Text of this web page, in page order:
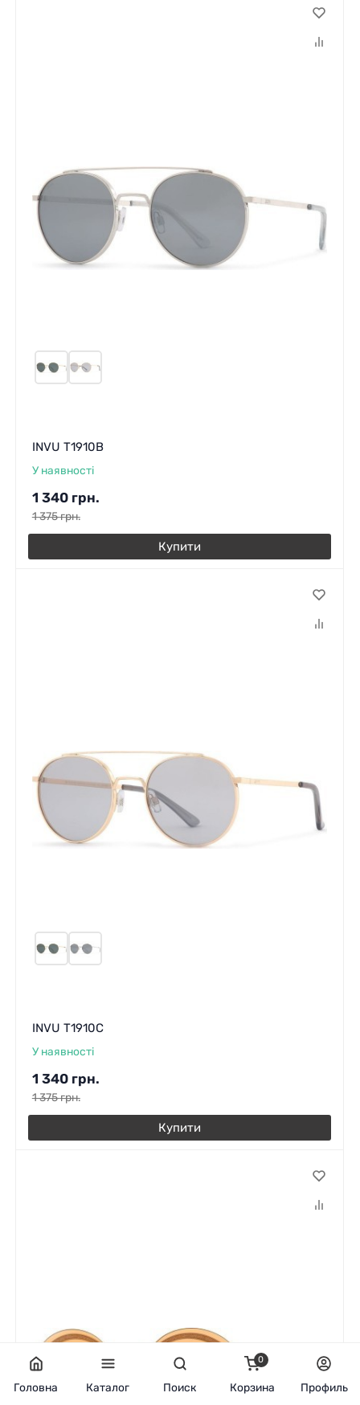
INVU T1910B
У наявності
1 340 грн.
1 375грн.
Купити
INVU T1910C
У наявності
1 340 грн.
1 375грн.
Купити
Головна Каталог Поиск
0
Корзина Профиль